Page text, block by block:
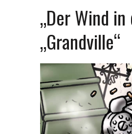
„Der Wind
„Grandville“